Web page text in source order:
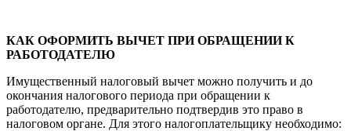
КАК ОФОРМИТЬ ВЫЧЕТ ПРИ ОБРАЩЕНИИ К
РАБОТОДАТЕЛЮ
Имущественный налоговый вычет можно получить и до
окончания налогового периода при обращении к
работодателю, предварительно подтвердив это право в
налоговом органе. Для этого налогоплательщику необходимо: